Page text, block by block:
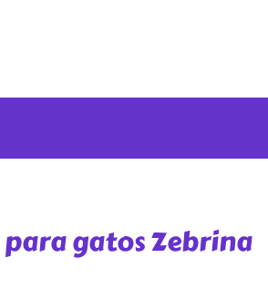
gatos Zebrina